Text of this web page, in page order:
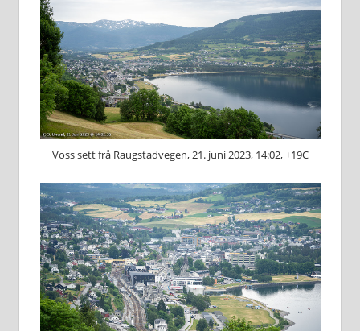
Voss sett frå Raugstadvegen, 21. juni 2023, 14:02, +19C